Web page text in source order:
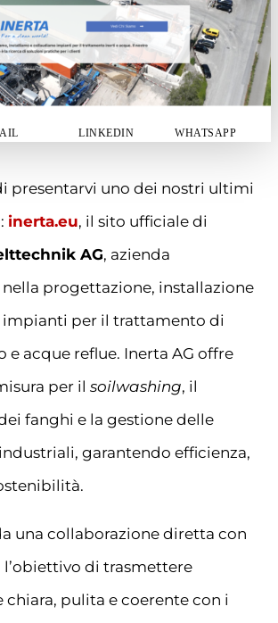
LINKEDIN WHATSAPP
presentarvi uno dei nostri ultimi
inerta.eu, il sito ufficiale di
AG, azienda
progettazione, installazione
impianti per il trattamento di
e acque reflue. Inerta AG offre
per il soilwashing, il
fanghi e la gestione delle
garantendo efficienza,
una collaborazione diretta con
l’obiettivo di trasmettere
chiara, pulita e coerente con i